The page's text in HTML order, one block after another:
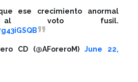
ese crecimiento anormal
al voto fusil.
CD (@AForeroM) June 22,